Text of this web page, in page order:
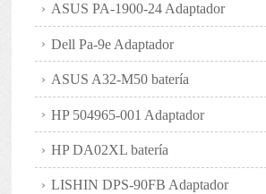
ASUS PA-1900-24 Adaptador
Dell Pa-9e Adaptador
ASUS A32-M50 batería
HP 504965-001 Adaptador
HP DA02XL batería
LISHIN DPS-90FB Adaptador